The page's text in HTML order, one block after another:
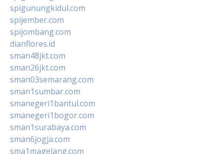
spigunungkidul.com
spijember.com
spijombang.com
dianflores.id
sman48jkt.com
sman26jkt.com
sman03semarang.com
sman1sumbar.com
smanegeri1bantul.com
smanegeri1bogor.com
sman1surabaya.com
sman6jogja.com
sma1magelang.com